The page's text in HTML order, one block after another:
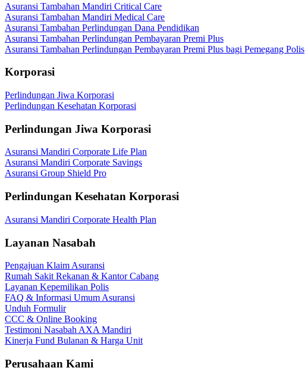
Asuransi Tambahan Mandiri Critical Care
Asuransi Tambahan Mandiri Medical Care
Asuransi Tambahan Perlindungan Dana Pendidikan
Asuransi Tambahan Perlindungan Pembayaran Premi Plus
Asuransi Tambahan Perlindungan Pembayaran Premi Plus bagi Pemegang Polis
Korporasi
Perlindungan Jiwa Korporasi
Perlindungan Kesehatan Korporasi
Perlindungan Jiwa Korporasi
Asuransi Mandiri Corporate Life Plan
Asuransi Mandiri Corporate Savings
Asuransi Group Shield Pro
Perlindungan Kesehatan Korporasi
Asuransi Mandiri Corporate Health Plan
Layanan Nasabah
Pengajuan Klaim Asuransi
Rumah Sakit Rekanan & Kantor Cabang
Layanan Kepemilikan Polis
FAQ & Informasi Umum Asuransi
Unduh Formulir
CCC & Online Booking
Testimoni Nasabah AXA Mandiri
Kinerja Fund Bulanan & Harga Unit
Perusahaan Kami